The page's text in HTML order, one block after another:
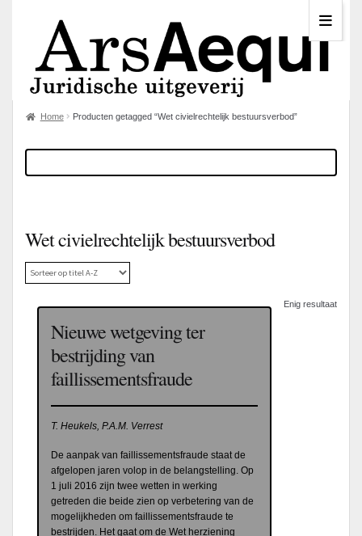
Home Producten getagged “Wet civielrechtelijk bestuursverbod”
Wet civielrechtelijk bestuursverbod
Enig resultaat
Nieuwe wetgeving ter
bestrijding van
faillissementsfraude
T. Heukels, P.A.M. Verrest
De aanpak van faillissementsfraude staat de
afgelopen jaren volop in de belangstelling. Op
1 juli 2016 zijn twee wetten in werking
getreden die beide zien op verbetering van de
mogelijkheden om faillissementsfraude te
bestrijden. Het gaat om de Wet herziening